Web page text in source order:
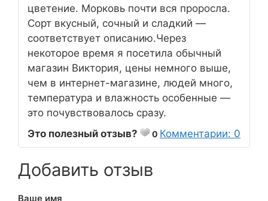
цветение. Морковь почти вся проросла.
Сорт вкусный, сочный и сладкий —
соответствует описанию.Через
некоторое время я посетила обычный
магазин Виктория, цены немного выше,
чем в интернет-магазине, людей много,
температура и влажность особенные —
это почувствовалось сразу.
Это полезный отзыв?
0 Комментарии: 0
Добавить отзыв
Ваше имя